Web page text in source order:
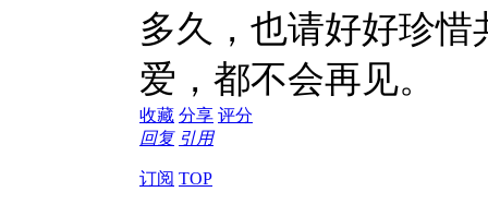
多久，也请好好珍
爱，都不会再见。
收藏 分享 评分
回复 引用
订阅 TOP